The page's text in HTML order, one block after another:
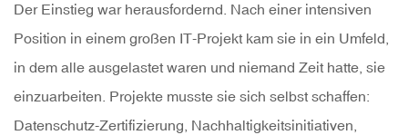
Der Einstieg war herausfordernd. Nach einer intensiven
Position in einem großen IT-Projekt kam sie in ein Umfeld,
in dem alle ausgelastet waren und niemand Zeit hatte, sie
einzuarbeiten. Projekte musste sie sich selbst schaffen:
Datenschutz-Zertifizierung, Nachhaltigkeitsinitiativen,